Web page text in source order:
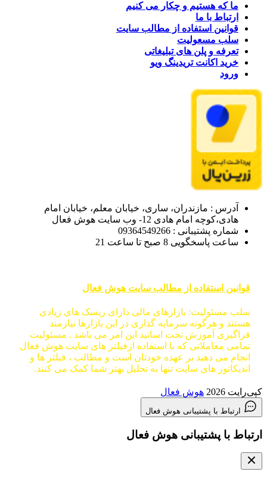
ما که هستیم و چکار می کنیم
ارتباط با ما
قوانین استفاده از مطالب سایت
سلب مسعولیت
تعرفه و پلن های تبلیغاتی
خرید اکانت تریدینگ ویو
ورود
آدرس : مازندران، ساری، خیابان معلم، خیابان امام
هادی،کوچه امام هادی 12- وب سایت هوش فعال
شماره پشتیبانی : 09364549266
ساعت پاسخگویی 8 صبح تا ساعت 21
قوانین استفاده از مطالب سایت هوش فعال
سلب مسئولیت: بازارهای مالی دارای ریسک های زیادی
هستند و هرگونه سرمایه گذاری در این بازارها نیازمند
فراگیری آموزش تحت اساتید این امر می باشد . مسئولیت
تمامی معاملاتی که با استفاده ازفیلتر های سایت هوش فعال
انجام می دهید بر عهده خودتان است و مطالب ، فیلتر ها و
اندیکاتور های سایت تنها به تحلیل بهتر شما کمک می کنند.
کپی‌رایت 2026 هوش فعال
ارتباط با پشتیبانی هوش فعال
ارتباط با پشتیبانی هوش فعال